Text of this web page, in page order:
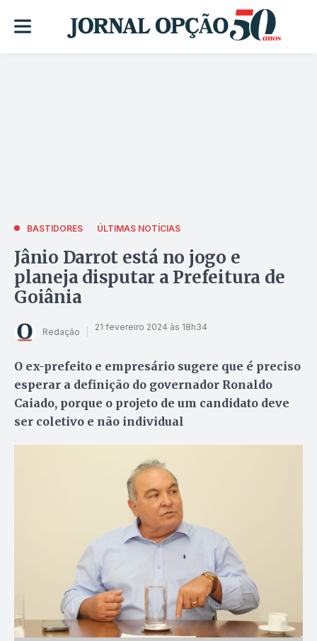
BASTIDORES ÚLTIMAS NOTÍCIAS
Jânio Darrot está no jogo e
planeja disputar a Prefeitura de
Goiânia
Redação 21 fevereiro 2024 às 18h34
O ex-prefeito e empresário sugere que é preciso
esperar a definição do governador Ronaldo
Caiado, porque o projeto de um candidato deve
ser coletivo e não individual